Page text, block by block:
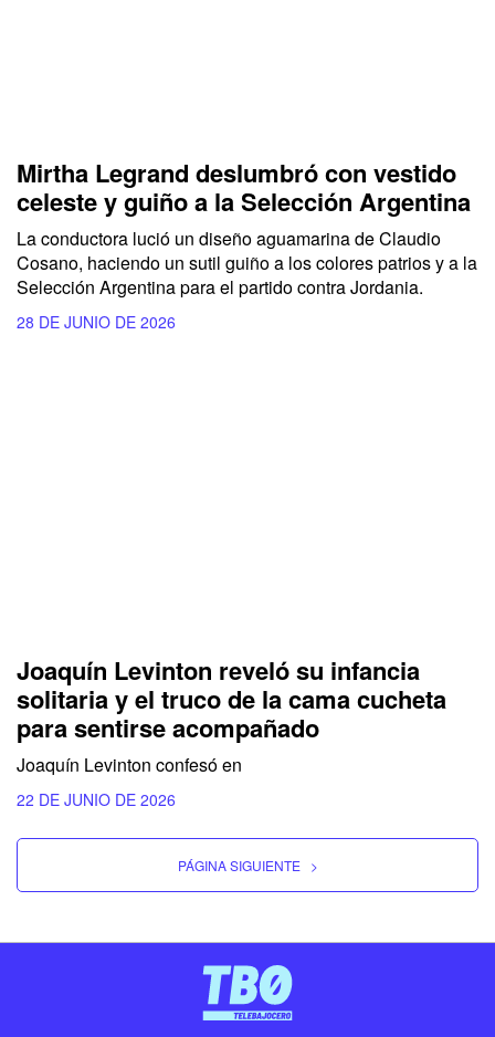
Mirtha Legrand deslumbró con vestido
celeste y guiño a la Selección Argentina
La conductora lució un diseño aguamarina de Claudio
Cosano, haciendo un sutil guiño a los colores patrios y a la
Selección Argentina para el partido contra Jordania.
28 DE JUNIO DE 2026
Joaquín Levinton reveló su infancia
solitaria y el truco de la cama cucheta
para sentirse acompañado
Joaquín Levinton confesó en
22 DE JUNIO DE 2026
PÁGINA SIGUIENTE >